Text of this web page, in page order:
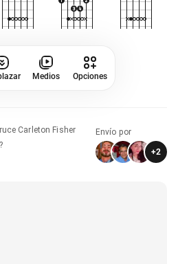
Medios Opciones
Carleton Fisher
Envío por
+2